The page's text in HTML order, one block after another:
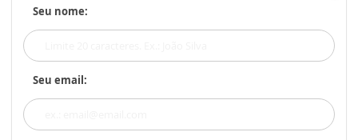
Seu nome:
Seu email: